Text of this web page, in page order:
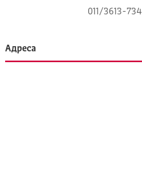
011/3613-734
Адреса